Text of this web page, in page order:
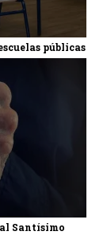
públicas
Santísimo